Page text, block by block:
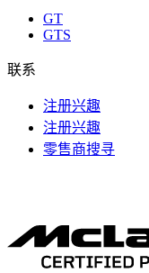
GT
GTS
联系
注册兴趣
注册兴趣
零售商搜寻